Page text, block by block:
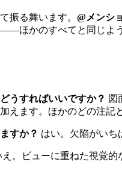
振る舞います。 @メンシ
ほかのすべてと同じよ
うすればいいですか？ 図
えます。ほかのどの注記
すか？ はい。欠陥がいち
え。ビューに重ねた視覚